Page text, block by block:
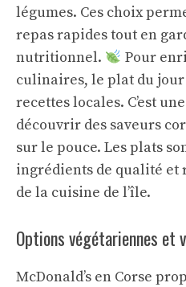
légumes. Ces choix
repas rapides tout en
nutritionnel.
Pour
culinaires, le plat du jour
recettes locales. C’est
découvrir des saveurs
sur le pouce. Les plats
ingrédients de qualité et
de la cuisine de l’île.
Options végétariennes et
McDonald’s en Corse